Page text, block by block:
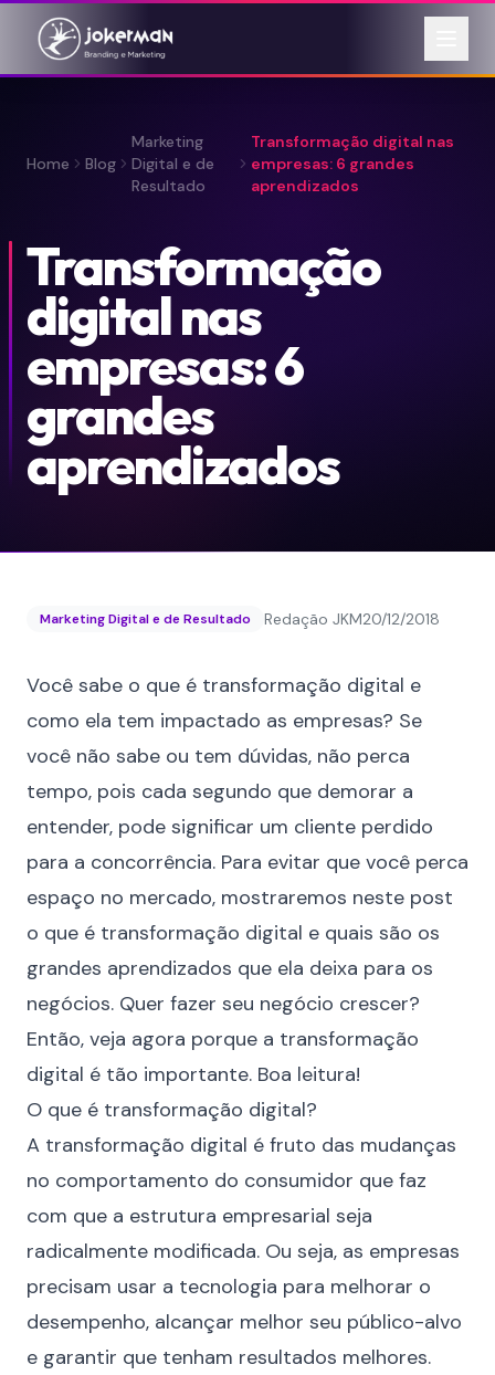
Home Blog
Marketing
Digital e de
Resultado
Transformação digital nas
empresas: 6 grandes
aprendizados
Transformação
digital nas
empresas: 6
grandes
aprendizados
Marketing Digital e de Resultado Redação JKM20/12/2018
Você sabe o que é transformação digital e
como ela tem impactado as empresas? Se
você não sabe ou tem dúvidas, não perca
tempo, pois cada segundo que demorar a
entender, pode significar um cliente perdido
para a concorrência. Para evitar que você perca
espaço no mercado, mostraremos neste post
o que é transformação digital e quais são os
grandes aprendizados que ela deixa para os
negócios. Quer fazer seu negócio crescer?
Então, veja agora porque a transformação
digital é tão importante. Boa leitura!
O que é transformação digital?
A transformação digital é fruto das mudanças
no comportamento do consumidor que faz
com que a estrutura empresarial seja
radicalmente modificada. Ou seja, as empresas
precisam usar a tecnologia para melhorar o
desempenho, alcançar melhor seu público-alvo
e garantir que tenham resultados melhores.